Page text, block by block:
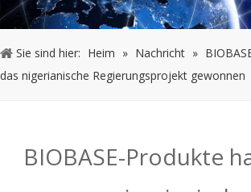
Sie sind hier: Heim » Nachricht »
das nigerianische Regierungsprojekt gewonnen
BIOBASE-Produkte